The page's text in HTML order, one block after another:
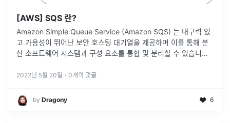
[AWS] SQS 란?
Amazon Simple Queue Service (Amazon SQS) 는 내구력 있
고 가용성이 뛰어난 보안 호스팅 대기열을 제공하며 이를 통해 분
산 소프트웨어 시스템과 구성 요소를 통합 및 분리할 수 있습니다.
2022년 5월 20일 · 0개의 댓글
by Dragony 6